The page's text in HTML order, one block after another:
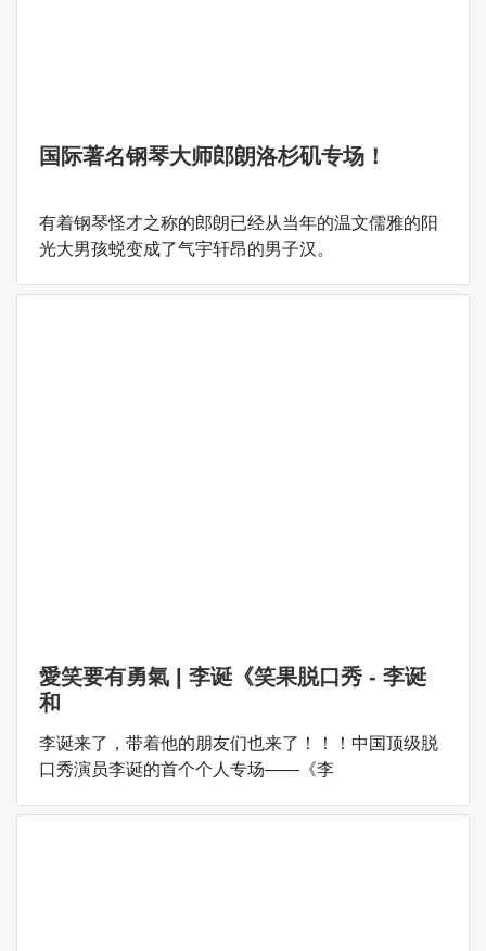
国际著名钢琴大师郎朗洛杉矶专场！
有着钢琴怪才之称的郎朗已经从当年的温文儒雅的阳
光大男孩蜕变成了气宇轩昂的男子汉。
愛笑要有勇氣 | 李诞《笑果脱口秀 - 李诞
和
李诞来了，带着他的朋友们也来了！！！中国顶级脱
口秀演员李诞的首个个人专场——《李